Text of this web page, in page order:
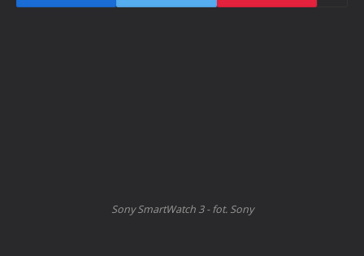
Sony SmartWatch 3 - fot. Sony